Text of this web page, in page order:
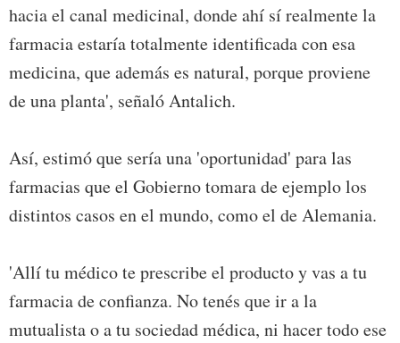
hacia el canal medicinal, donde ahí sí realmente la
farmacia estaría totalmente identificada con esa
medicina, que además es natural, porque proviene
de una planta', señaló Antalich.
Así, estimó que sería una 'oportunidad' para las
farmacias que el Gobierno tomara de ejemplo los
distintos casos en el mundo, como el de Alemania.
'Allí tu médico te prescribe el producto y vas a tu
farmacia de confianza. No tenés que ir a la
mutualista o a tu sociedad médica, ni hacer todo ese